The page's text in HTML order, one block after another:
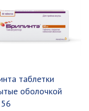
таблетки
оболочкой